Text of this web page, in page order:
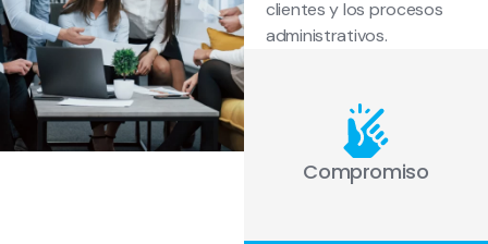
clientes y los procesos
administrativos.
Compromiso